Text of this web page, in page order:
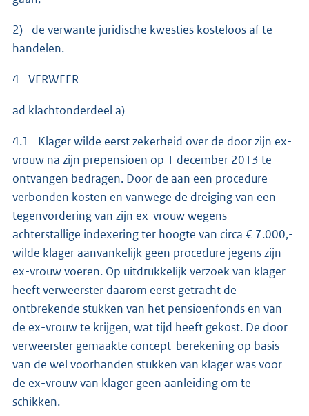
2) de verwante juridische kwesties kosteloos af te
handelen.
4 VERWEER
ad klachtonderdeel a)
4.1 Klager wilde eerst zekerheid over de door zijn ex-
vrouw na zijn prepensioen op 1 december 2013 te
ontvangen bedragen. Door de aan een procedure
verbonden kosten en vanwege de dreiging van een
tegenvordering van zijn ex-vrouw wegens
achterstallige indexering ter hoogte van circa € 7.000,-
wilde klager aanvankelijk geen procedure jegens zijn
ex-vrouw voeren. Op uitdrukkelijk verzoek van klager
heeft verweerster daarom eerst getracht de
ontbrekende stukken van het pensioenfonds en van
de ex-vrouw te krijgen, wat tijd heeft gekost. De door
verweerster gemaakte concept-berekening op basis
van de wel voorhanden stukken van klager was voor
de ex-vrouw van klager geen aanleiding om te
schikken.